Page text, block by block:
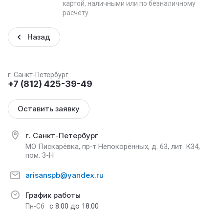
картой, наличными или по безналичному
расчету.
Назад
г. Санкт-Петербург
+7 (812) 425-39-49
Оставить заявку
г. Санкт-Петербург
МО Пискарёвка, пр-т Непокорённых, д. 63, лит. К34,
пом. 3-Н
arisanspb@yandex.ru
График работы
Пн-Сб с 8:00 до 18:00